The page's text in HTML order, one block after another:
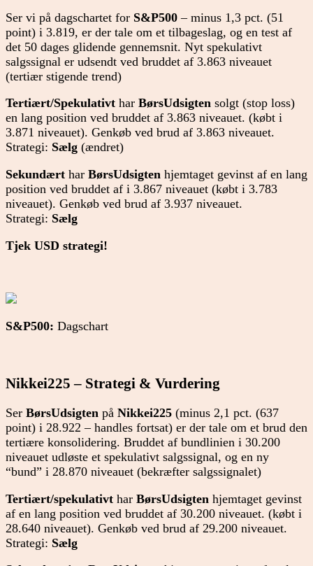
Ser vi på dagschartet for S&P500 – minus 1,3 pct. (51
point) i 3.819, er der tale om et tilbageslag, og en test af
det 50 dages glidende gennemsnit. Nyt spekulativt
salgssignal er udsendt ved bruddet af 3.863 niveauet
(tertiær stigende trend)
Tertiært/Spekulativt har BørsUdsigten solgt (stop loss)
en lang position ved bruddet af 3.863 niveauet. (købt i
3.871 niveauet). Genkøb ved brud af 3.863 niveauet.
Strategi: Sælg (ændret)
Sekundært har BørsUdsigten hjemtaget gevinst af en lang
position ved bruddet af i 3.867 niveauet (købt i 3.783
niveauet). Genkøb ved brud af 3.937 niveauet.
Strategi: Sælg
Tjek USD strategi!
S&P500: Dagschart
Nikkei225 – Strategi & Vurdering
Ser BørsUdsigten på Nikkei225 (minus 2,1 pct. (637
point) i 28.922 – handles fortsat) er der tale om et brud den
tertiære konsolidering. Bruddet af bundlinien i 30.200
niveauet udløste et spekulativt salgssignal, og en ny
“bund” i 28.870 niveauet (bekræfter salgssignalet)
Tertiært/spekulativt har BørsUdsigten hjemtaget gevinst
af en lang position ved bruddet af 30.200 niveauet. (købt i
28.640 niveauet). Genkøb ved brud af 29.200 niveauet.
Strategi: Sælg